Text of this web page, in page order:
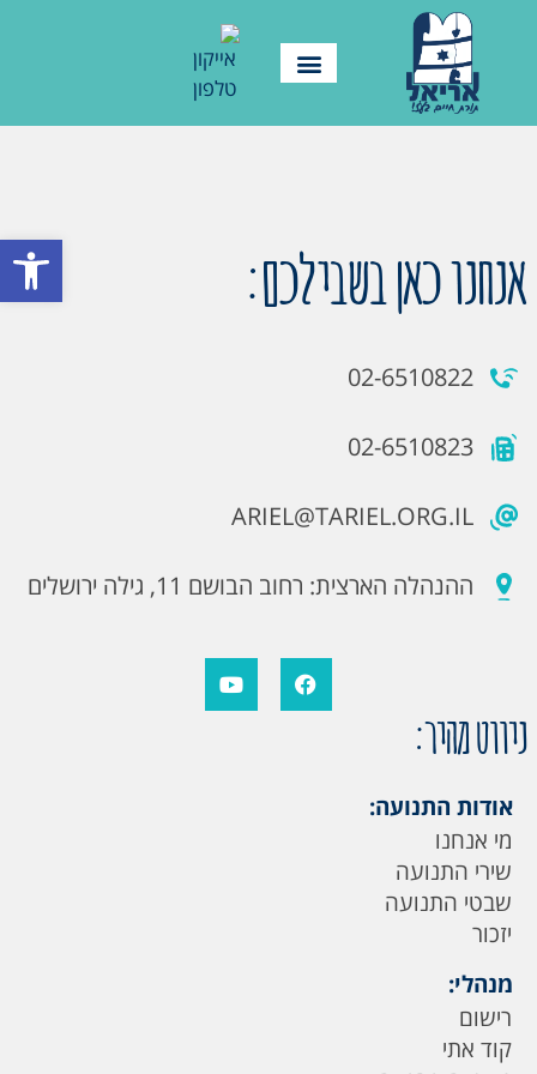
פתח אנחנו כאן בשבילכם:
02-6510822
02-6510823
ARIEL@TARIEL.ORG.IL
ההנהלה הארצית: רחוב הבושם 11, גילה ירושלים
ניווט מהיר:
אודות התנועה:
מי אנחנו
שירי התנועה
שבטי התנועה
יזכור
מנהלי:
רישום
קוד אתי